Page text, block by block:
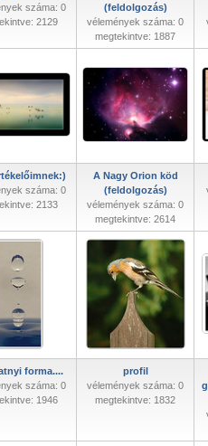
száma: 0
2129
(feldolgozás)
vélemények száma: 0
megtekintve: 1887
száma: 0
2133
A Nagy Orion köd
(feldolgozás)
vélemények száma: 0
megtekintve: 2614
forma....
száma: 0
1946
profil
vélemények száma: 0
megtekintve: 1832